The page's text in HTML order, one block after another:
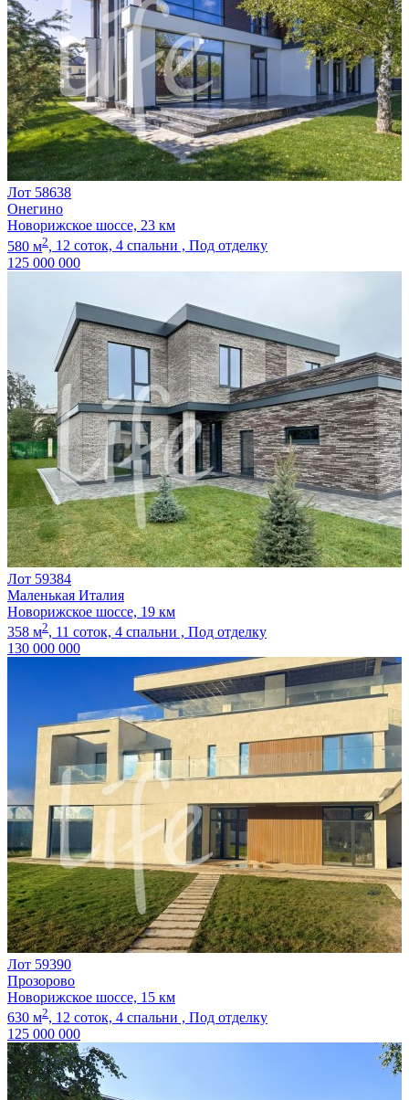
Лот 58638
Онегино
Новорижское шоссе, 23 км
580 м2, 12 соток, 4 спальни , Под отделку
125 000 000
Лот 59384
Маленькая Италия
Новорижское шоссе, 19 км
358 м2, 11 соток, 4 спальни , Под отделку
130 000 000
Лот 59390
Прозорово
Новорижское шоссе, 15 км
630 м2, 12 соток, 4 спальни , Под отделку
125 000 000